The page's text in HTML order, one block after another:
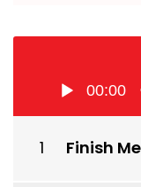
Pemutar00:00
Finish Me